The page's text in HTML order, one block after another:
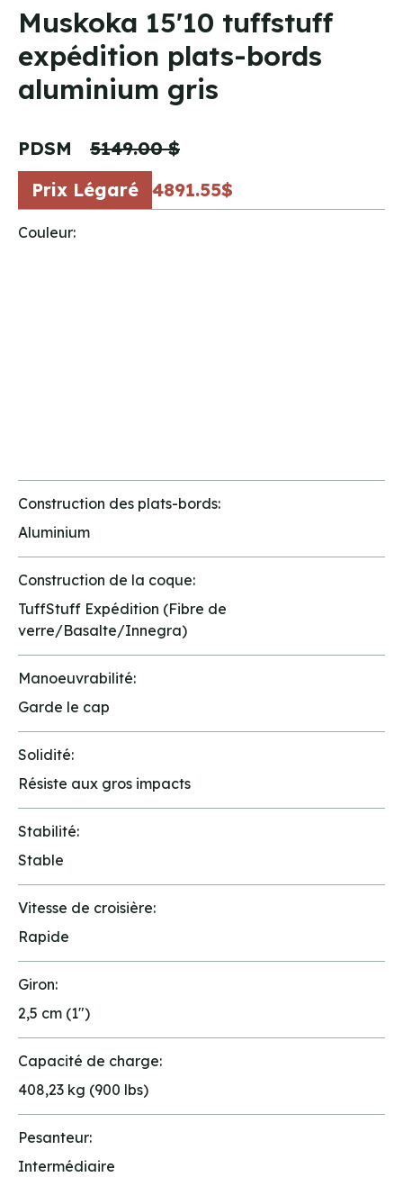
Muskoka 15'10 tuffstuff
expédition plats-bords
aluminium gris
PDSM
5149.00 $
Prix Légaré 4891.55$
Couleur:
Construction des plats-bords:
Aluminium
Construction de la coque:
TuffStuff Expédition (Fibre de
verre/Basalte/Innegra)
Manoeuvrabilité:
Garde le cap
Solidité:
Résiste aux gros impacts
Stabilité:
Stable
Vitesse de croisière:
Rapide
Giron:
2,5 cm (1")
Capacité de charge:
408,23 kg (900 lbs)
Pesanteur:
Intermédiaire